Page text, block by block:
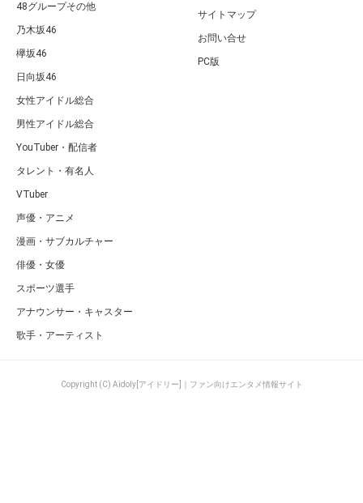
48グループその他
乃木坂46
欅坂46
日向坂46
女性アイドル総合
男性アイドル総合
YouTuber・配信者
タレント・有名人
VTuber
声優・アニメ
漫画・サブカルチャー
俳優・女優
スポーツ選手
アナウンサー・キャスター
歌手・アーティスト
サイトマップ
お問い合せ
PC版
Copyright (C) Aidoly[アイドリー]｜ファン向けエンタメ情報サイト